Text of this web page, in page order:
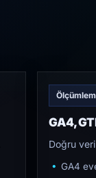
GA4,
Doğru
GA4